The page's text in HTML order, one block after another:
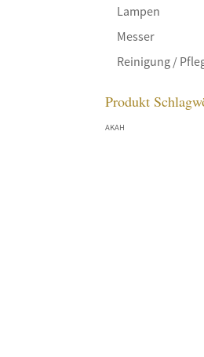
Lampen
Messer
Reinigung /
Produkt
AKAH